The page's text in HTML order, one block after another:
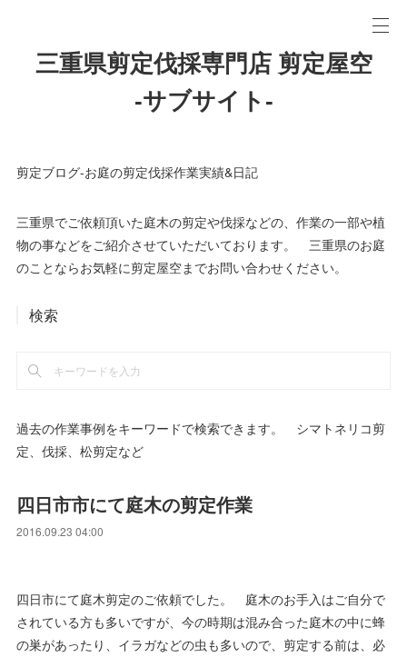
三重県剪定伐採専門店 剪定屋空
-サブサイト-
剪定ブログ-お庭の剪定伐採作業実績&日記
三重県でご依頼頂いた庭木の剪定や伐採などの、作業の一部や植
物の事などをご紹介させていただいております。 三重県のお庭
のことならお気軽に剪定屋空までお問い合わせください。
検索
過去の作業事例をキーワードで検索できます。 シマトネリコ剪
定、伐採、松剪定など
四日市市にて庭木の剪定作業
2016.09.23 04:00
四日市にて庭木剪定のご依頼でした。 庭木のお手入はご自分で
されている方も多いですが、今の時期は混み合った庭木の中に蜂
の巣があったり、イラガなどの虫も多いので、剪定する前は、必